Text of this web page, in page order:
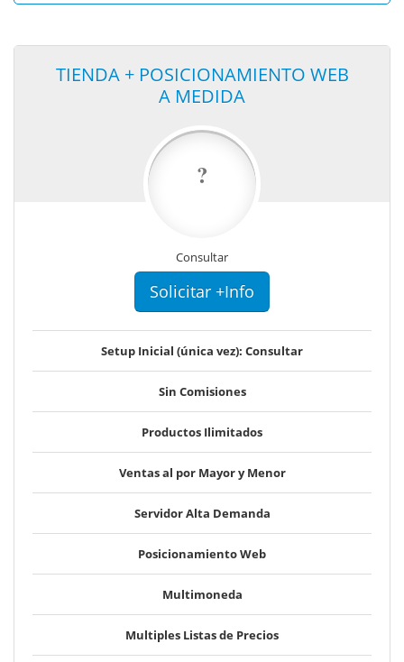
TIENDA + POSICIONAMIENTO WEB
A MEDIDA
?
Consultar
Solicitar +Info
Setup Inicial (única vez): Consultar
Sin Comisiones
Productos Ilimitados
Ventas al por Mayor y Menor
Servidor Alta Demanda
Posicionamiento Web
Multimoneda
Multiples Listas de Precios